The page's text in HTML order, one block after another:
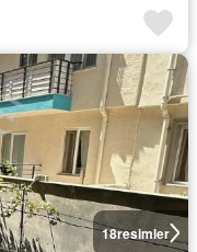
18resimler